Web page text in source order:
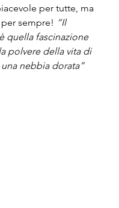
per tutte, ma
sempre! “Il
quella fascinazione
polvere della vita di
nebbia dorata”